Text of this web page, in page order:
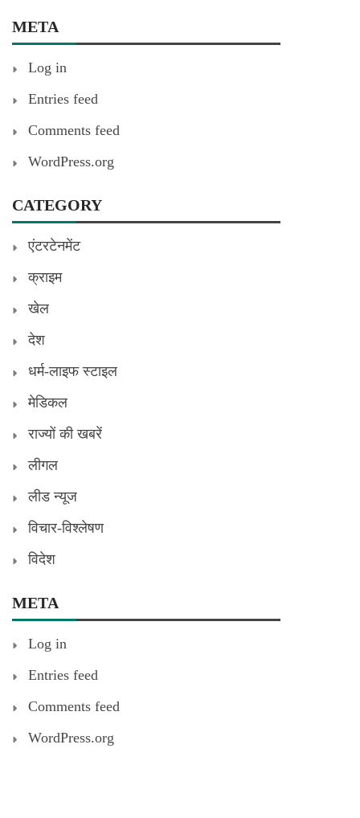
META
Log in
Entries feed
Comments feed
WordPress.org
CATEGORY
एंटरटेनमेंट
क्राइम
खेल
देश
धर्म-लाइफ स्टाइल
मेडिकल
राज्यों की खबरें
लीगल
लीड न्यूज
विचार-विश्लेषण
विदेश
META
Log in
Entries feed
Comments feed
WordPress.org